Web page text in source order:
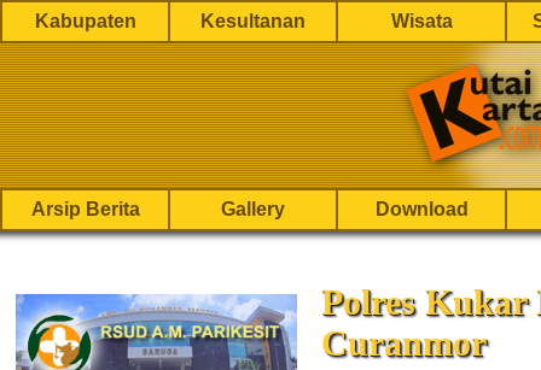
Kabupaten Kesultanan Wisata
Arsip Berita Gallery Download
Polres Kukar
Curanmor